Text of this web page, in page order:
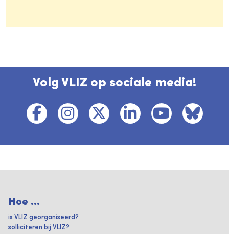
Volg VLIZ op sociale media!
Hoe ...
is VLIZ georganiseerd?
solliciteren bij VLIZ?